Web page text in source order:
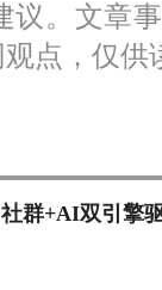
议。文章
点，仅供
群+AI双引擎